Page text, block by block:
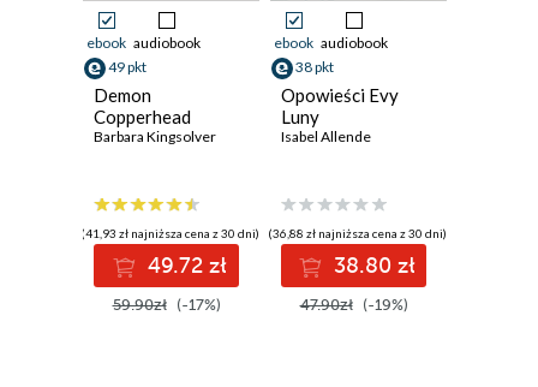
ebook audiobook
49 pkt
Demon
Copperhead
Barbara Kingsolver
(41,93 zł najniższa cena z 30 dni)
49.72 zł
59.90zł (-17%)
ebook audiobook
38 pkt
Opowieści Evy
Luny
Isabel Allende
(36,88 zł najniższa cena z 30 dni)
38.80 zł
47.90zł (-19%)